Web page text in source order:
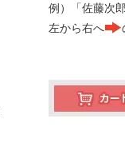
例）「佐藤次
左から右へ